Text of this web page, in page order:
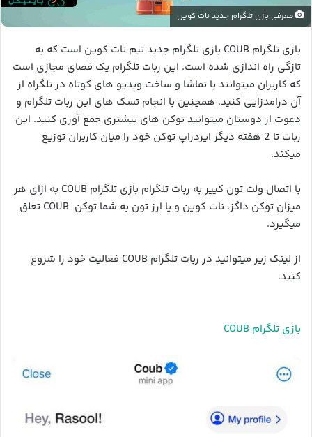
معرفی بازی تلگرام جدید نات کوین
بازی تلگرام COUB بازی تلگرام جدید تیم نات کوین است که به
تازگی راه اندازی شده است. این ربات تلگرام یک فضای مجازی است
که کاربران میتوانند با تماشا و ساخت ویدیو های کوتاه در تلگراه از
آن درامدزایی کنید. همچنین با انجام تسک های این ربات تلگرام و
دعوت از دوستان میتوانید توکن های بیشتری جمع آوری کنید. این
ربات تا 2 هفته دیگر ایردراپ توکن خود را میان کاربران توزیع
میکند.
با اتصال ولت تون کیپر به ربات تلگرام بازی تلگرام COUB به ازای هر
میزان توکن داگز، نات کوین و یا ارز تون به شما توکن COUB تعلق
میگیرد.
از لینک زیر میتوانید در ربات تلگرام COUB فعالیت خود را شروع
کنید.
بازی تلگرام COUB